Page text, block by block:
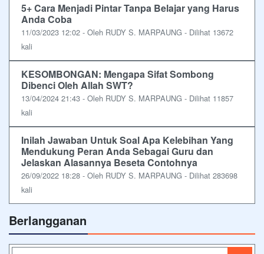
5+ Cara Menjadi Pintar Tanpa Belajar yang Harus
Anda Coba
11/03/2023 12:02 - Oleh RUDY S. MARPAUNG - Dilihat 13672
kali
KESOMBONGAN: Mengapa Sifat Sombong
Dibenci Oleh Allah SWT?
13/04/2024 21:43 - Oleh RUDY S. MARPAUNG - Dilihat 11857
kali
Inilah Jawaban Untuk Soal Apa Kelebihan Yang
Mendukung Peran Anda Sebagai Guru dan
Jelaskan Alasannya Beseta Contohnya
26/09/2022 18:28 - Oleh RUDY S. MARPAUNG - Dilihat 283698
kali
Berlangganan